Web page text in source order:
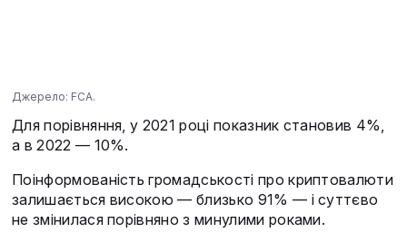
Джерело: FCA.
Для порівняння, у 2021 році показник становив 4%,
а в 2022 — 10%.
Поінформованість громадськості про криптовалюти
залишається високою — близько 91% — і суттєво
не змінилася порівняно з минулими роками.